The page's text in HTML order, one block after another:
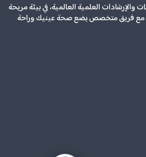
العلمية العالمية، في بيئة مريحة
مع فريق متخصص يضع صحة عينيك وراحة